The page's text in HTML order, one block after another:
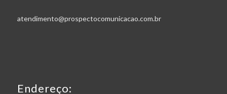
atendimento@prospectocomunicacao.com.br
Endereço: